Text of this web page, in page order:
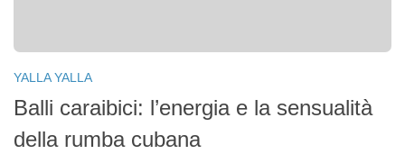
YALLA YALLA
Balli caraibici: l’energia e la sensualità
della rumba cubana